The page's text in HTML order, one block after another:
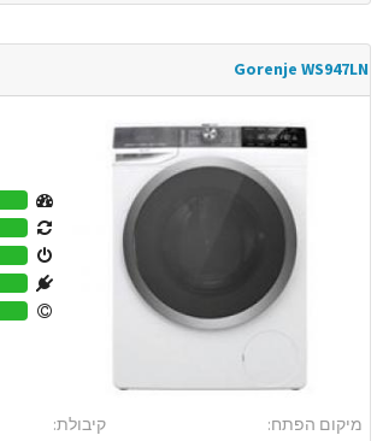
Gorenje WS947LN
מיקום הפתח:
קיבולת: